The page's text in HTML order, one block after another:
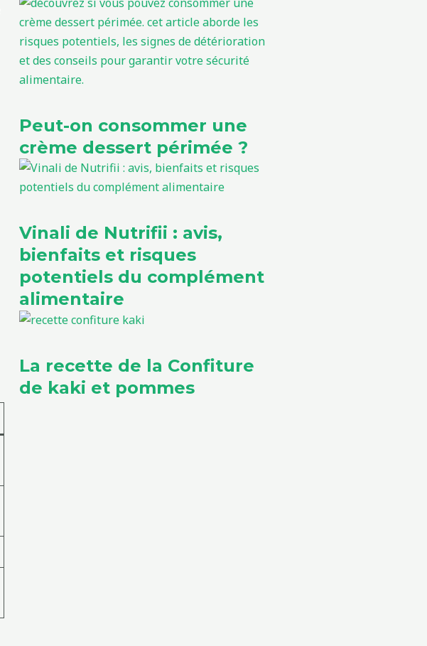
Peut-on consommer une
crème dessert périmée ?
Vinali de Nutrifii : avis,
bienfaits et risques
potentiels du complément
alimentaire
La recette de la Confiture
de kaki et pommes